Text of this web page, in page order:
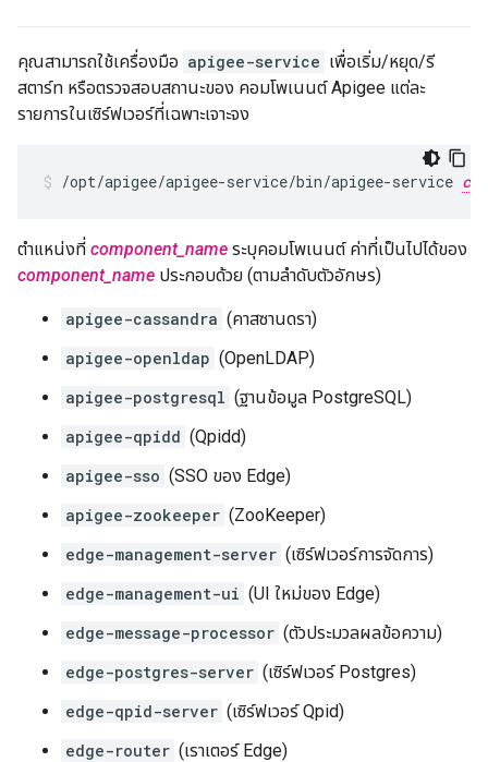
คุณสามารถใช้เครื่องมือ apigee-service เพื่อเริ่ม/หยุด/รี
สตาร์ท หรือตรวจสอบสถานะของ คอมโพเนนต์ Apigee แต่ละ
รายการในเซิร์ฟเวอร์ที่เฉพาะเจาะจง
/opt/apigee/apigee-service/bin/apigee-service
ตำแหน่งที่ component_name ระบุคอมโพเนนต์ ค่าที่เป็นไปได้ของ
component_name ประกอบด้วย (ตามลำดับตัวอักษร)
apigee-cassandra (คาสซานดรา)
apigee-openldap (OpenLDAP)
apigee-postgresql (ฐานข้อมูล PostgreSQL)
apigee-qpidd (Qpidd)
apigee-sso (SSO ของ Edge)
apigee-zookeeper (ZooKeeper)
edge-management-server (เซิร์ฟเวอร์การจัดการ)
edge-management-ui (UI ใหม่ของ Edge)
edge-message-processor (ตัวประมวลผลข้อความ)
edge-postgres-server (เซิร์ฟเวอร์ Postgres)
edge-qpid-server (เซิร์ฟเวอร์ Qpid)
edge-router (เราเตอร์ Edge)